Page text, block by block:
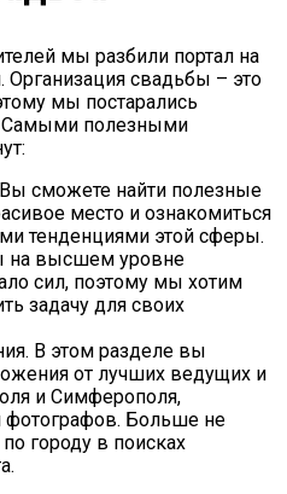
мы разбили портал на
Организация свадьбы – это
мы постарались
Самыми полезными
сможете найти полезные
место и ознакомиться
тенденциями этой сферы.
на высшем уровне
сил, поэтому мы хотим
задачу для своих
В этом разделе вы
от лучших ведущих и
и Симферополя,
фотографов. Больше не
городу в поисках